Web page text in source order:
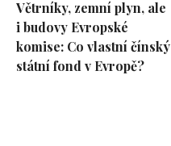
Větrníky, zemní plyn, ale
i budovy Evropské
komise: Co vlastní čínský
státní fond v Evropě?